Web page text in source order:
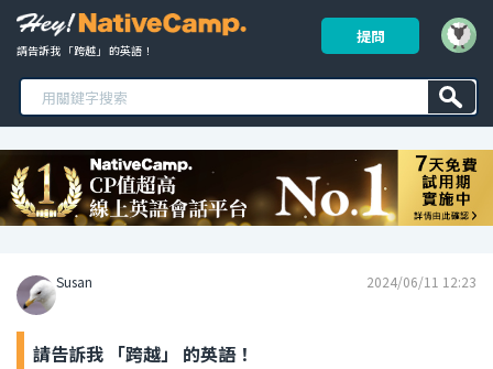
請告訴我 「跨越」 的英語！
提問
Susan 2024/06/11 12:23
請告訴我 「跨越」 的英語！